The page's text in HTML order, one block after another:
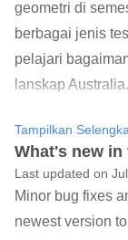
geometri di
berbagai jenis
pelajari
lanskap Australia.
Baik siswa, guru,
orang dewasa
alien baik hati
pustaka belajar
Tampilkan
What's new in
Last updated on
Minor bug fixes
newest version